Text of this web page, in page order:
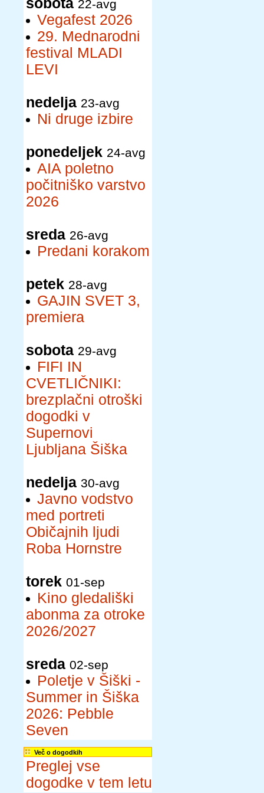
sobota 22-avg
Vegafest 2026
29. Mednarodni
festival MLADI
LEVI
nedelja 23-avg
Ni druge izbire
ponedeljek 24-avg
AIA poletno
počitniško varstvo
2026
sreda 26-avg
Predani korakom
petek 28-avg
GAJIN SVET 3,
premiera
sobota 29-avg
FIFI IN
CVETLIČNIKI:
brezplačni otroški
dogodki v
Supernovi
Ljubljana Šiška
nedelja 30-avg
Javno vodstvo
med portreti
Običajnih ljudi
Roba Hornstre
torek 01-sep
Kino gledališki
abonma za otroke
2026/2027
sreda 02-sep
Poletje v Šiški -
Summer in Šiška
2026: Pebble
Seven
Več o dogodkih
Preglej vse
dogodke v tem letu